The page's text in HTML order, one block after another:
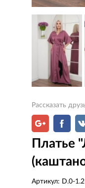
Рассказать
Платье
Артикул: D.0-